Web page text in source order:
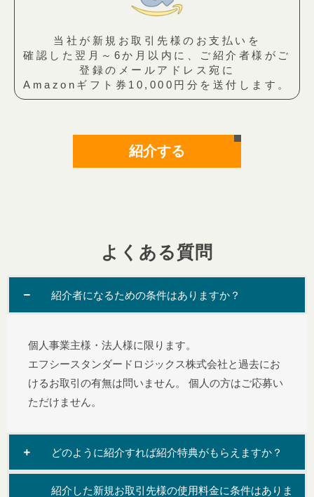
当社が新規お取引先様のお支払いを
確認した翌月～6か月以内に、ご紹介者様がご
登録のメールアドレス宛に
Amazonギフト券10,000円分を送付します。
紹介する
よくある質問
紹介者になるための条件はありますか？
個人事業主様・法人様に限ります。
エフシースタンダードロジックス株式会社と過去にお
けるお取引の有無は問いません。 個人の方はご応募い
ただけません。
どのように紹介すれば紹介特典がもらえますか？
紹介した新規お取引先様の使用料金に条件はありま